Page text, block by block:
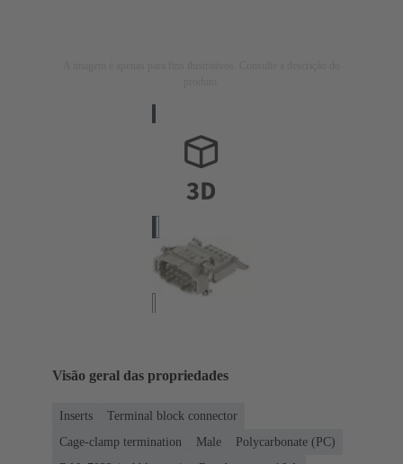
Visão geral das propriedades
Inserts
Terminal block connector
Cage-clamp termination
Male
Polycarbonate (PC)